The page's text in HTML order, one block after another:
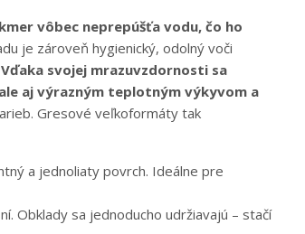
vôbec neprepúšťa vodu, čo ho
je zároveň hygienický, odolný voči
Vďaka svojej mrazuvzdornosti sa
aj výrazným teplotným výkyvom a
Gresové veľkoformáty tak
a jednoliaty povrch. Ideálne pre
Obklady sa jednoducho udržiavajú – stačí